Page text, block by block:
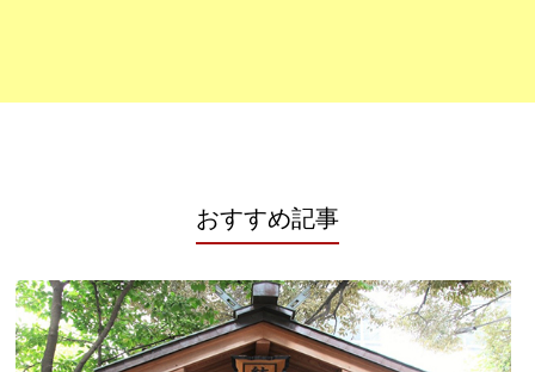
おすすめ記事